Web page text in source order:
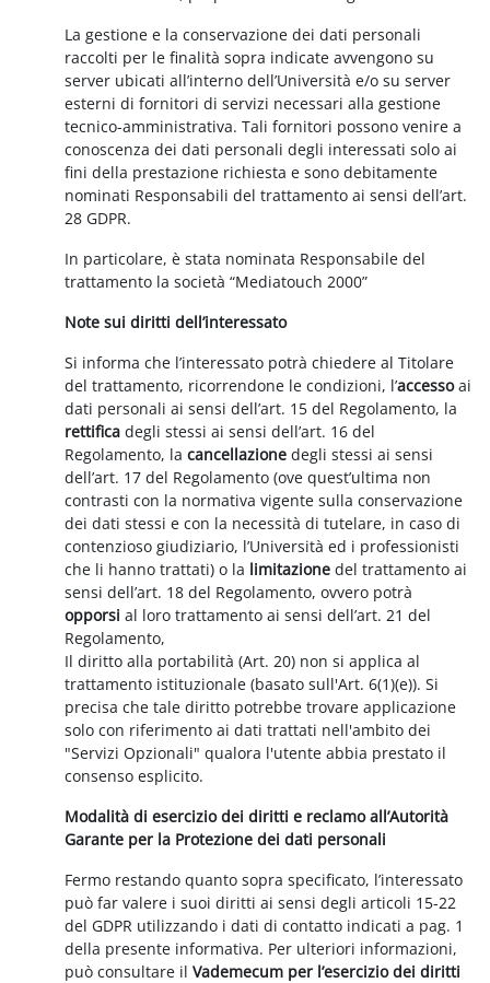
La gestione e la conservazione dei dati personali
raccolti per le finalità sopra indicate avvengono su
server ubicati all’interno dell’Università e/o su server
esterni di fornitori di servizi necessari alla gestione
tecnico-amministrativa. Tali fornitori possono venire a
conoscenza dei dati personali degli interessati solo ai
fini della prestazione richiesta e sono debitamente
nominati Responsabili del trattamento ai sensi dell’art.
28 GDPR.
In particolare, è stata nominata Responsabile del
trattamento la società “Mediatouch 2000”
Note sui diritti dell’interessato
Si informa che l’interessato potrà chiedere al Titolare
del trattamento, ricorrendone le condizioni, l’accessoai
dati personali ai sensi dell’art. 15 del Regolamento, la
rettificadegli stessi ai sensi dell’art. 16 del
Regolamento, lacancellazione degli stessi ai sensi
dell’art. 17 del Regolamento (ove quest’ultima non
contrasti con la normativa vigente sulla conservazione
dei dati stessi e con la necessità di tutelare, in caso di
contenzioso giudiziario, l’Università ed i professionisti
che li hanno trattati) o la limitazione del trattamento ai
sensi dell’art. 18 del Regolamento, ovvero potrà
opporsi al loro trattamento ai sensi dell’art. 21 del
Regolamento,
Il diritto alla portabilità (Art. 20) non si applica al
trattamento istituzionale (basato sull'Art. 6(1)(e)). Si
precisa che tale diritto potrebbe trovare applicazione
solo con riferimento ai dati trattati nell'ambito dei
"Servizi Opzionali" qualora l'utente abbia prestato il
consenso esplicito.
Modalità di esercizio dei diritti e reclamo all’Autorità
Garante per la Protezione dei dati personali
Fermo restando quanto sopra specificato, l’interessato
può far valere i suoi diritti ai sensi degli articoli 15-22
del GDPR utilizzando i dati di contatto indicati a pag. 1
della presente informativa. Per ulteriori informazioni,
può consultare ilVademecum per l’esercizio dei diritti